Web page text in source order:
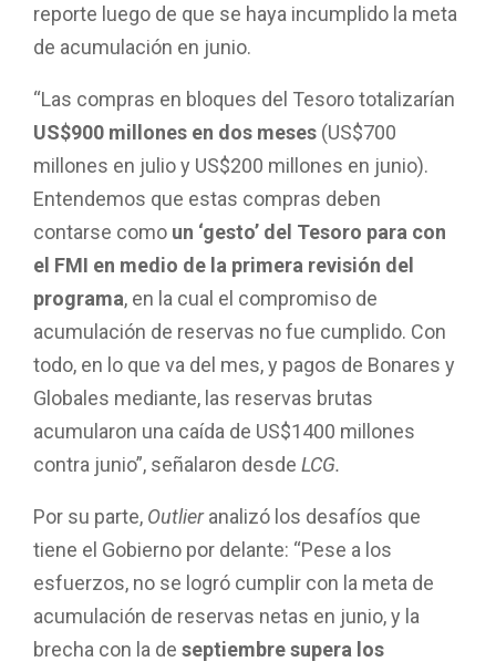
reporte luego de que se haya incumplido la meta
de acumulación en junio.
“Las compras en bloques del Tesoro totalizarían
US$900 millones en dos meses (US$700
millones en julio y US$200 millones en junio).
Entendemos que estas compras deben
contarse como un ‘gesto’ del Tesoro para con
el FMI en medio de la primera revisión del
programa, en la cual el compromiso de
acumulación de reservas no fue cumplido. Con
todo, en lo que va del mes, y pagos de Bonares y
Globales mediante, las reservas brutas
acumularon una caída de US$1400 millones
contra junio”, señalaron desde LCG.
Por su parte, Outlieranalizó los desafíos que
tiene el Gobierno por delante: “Pese a los
esfuerzos, no se logró cumplir con la meta de
acumulación de reservas netas en junio, y la
brecha con la de septiembre supera los